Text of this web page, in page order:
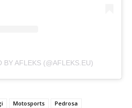
BY AFLEKS (@AFLEKS.EU)
Motosports Pedrosa